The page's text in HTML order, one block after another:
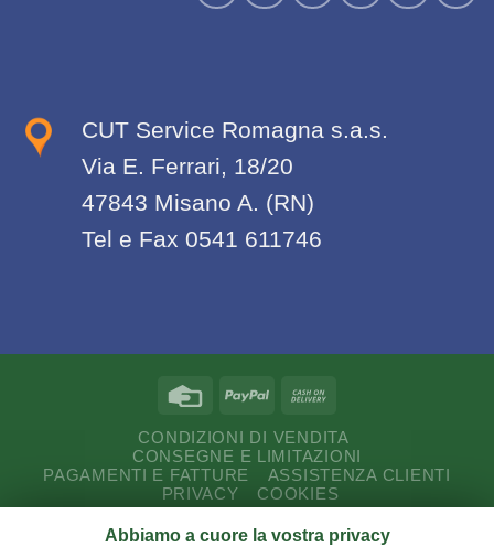
CUT Service Romagna s.a.s.
Via E. Ferrari, 18/20
47843 Misano A. (RN)
Tel e Fax 0541 611746
CONDIZIONI DI VENDITA
CONSEGNE E LIMITAZIONI
PAGAMENTI E FATTURE
ASSISTENZA CLIENTI
PRIVACY
COOKIES
Copyright 2026 © CUT Service Romagna s.a.s.
Abbiamo a cuore la vostra privacy